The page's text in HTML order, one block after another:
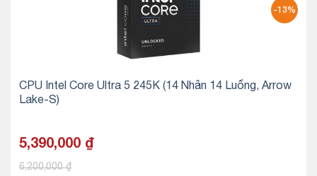
-13%
CPU Intel Core Ultra 5 245K (14 Nhân 14 Luồng, Arrow
Lake-S)
5,390,000 ₫
6,200,000₫